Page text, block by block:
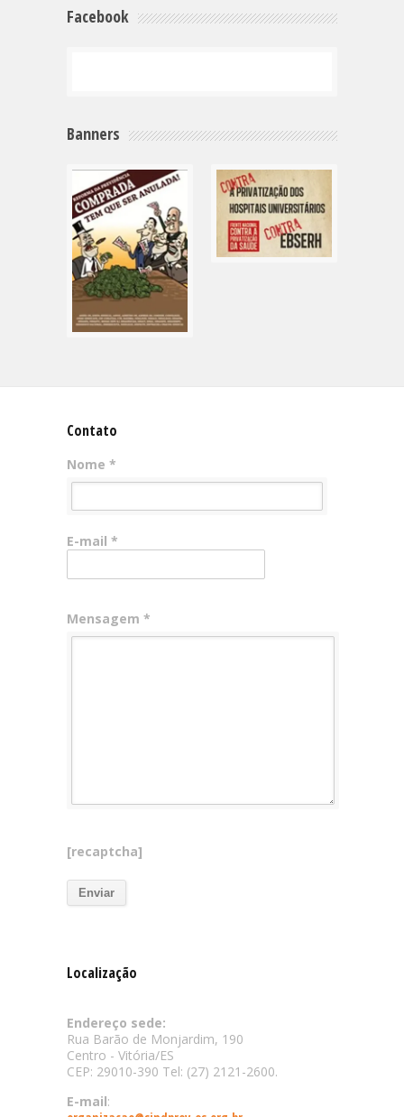
Facebook
Banners
Contato
Nome *
E-mail *
Mensagem *
[recaptcha]
Localização
Endereço sede:
Rua Barão de Monjardim, 190
Centro - Vitória/ES
CEP: 29010-390 Tel: (27) 2121-2600.
E-mail: